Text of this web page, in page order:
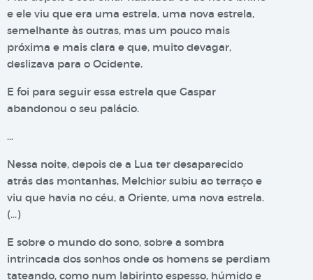
e ele viu que era uma estrela, uma nova estrela,
semelhante às outras, mas um pouco mais
próxima e mais clara e que, muito devagar,
deslizava para o Ocidente.
E foi para seguir essa estrela que Gaspar
abandonou o seu palácio.
…
Nessa noite, depois de a Lua ter desaparecido
atrás das montanhas, Melchior subiu ao terraço e
viu que havia no céu, a Oriente, uma nova estrela.
(…)
E sobre o mundo do sono, sobre a sombra
intrincada dos sonhos onde os homens se perdiam
tateando, como num labirinto espesso, húmido e